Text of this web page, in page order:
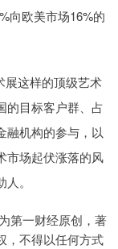
向欧美市场16%的
展这样的顶级艺术
的目标客户群、占
融机构的参与，以
市场起伏涨落的风
。
第一财经原创，著
，不得以任何方式